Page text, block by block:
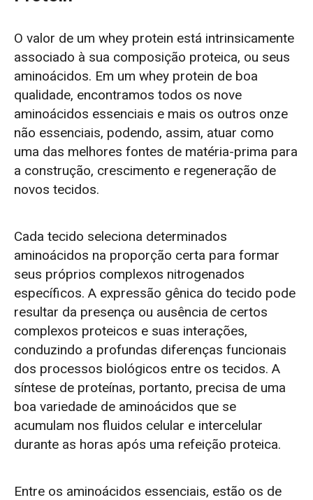
O valor de um whey protein está intrinsicamente
associado à sua composição proteica, ou seus
aminoácidos. Em um whey protein de boa
qualidade, encontramos todos os nove
aminoácidos essenciais e mais os outros onze
não essenciais, podendo, assim, atuar como
uma das melhores fontes de matéria-prima para
a construção, crescimento e regeneração de
novos tecidos.
Cada tecido seleciona determinados
aminoácidos na proporção certa para formar
seus próprios complexos nitrogenados
específicos. A expressão gênica do tecido pode
resultar da presença ou ausência de certos
complexos proteicos e suas interações,
conduzindo a profundas diferenças funcionais
dos processos biológicos entre os tecidos. A
síntese de proteínas, portanto, precisa de uma
boa variedade de aminoácidos que se
acumulam nos fluidos celular e intercelular
durante as horas após uma refeição proteica.
Entre os aminoácidos essenciais, estão os de